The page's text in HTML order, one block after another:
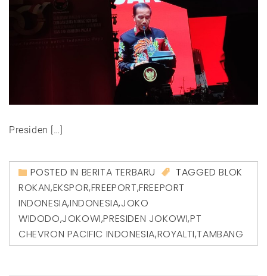
Presiden […]
POSTED IN BERITA TERBARU TAGGEDBLOK
ROKAN,EKSPOR,FREEPORT,FREEPORT
INDONESIA,INDONESIA,JOKO
WIDODO,JOKOWI,PRESIDEN JOKOWI,PT
CHEVRON PACIFIC INDONESIA,ROYALTI,TAMBANG